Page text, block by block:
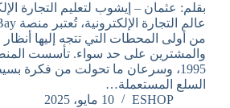
بقلم: عثمان – إيشوب لتعليم التجارة
من أولى المحطات التي تتجه إليها أنظار
والمشترين على حد سواء. تأسست
1995، وسرعان ما تحولت من فكرة
السلع المستعملة…
ESHOP
10 مايو، 2025